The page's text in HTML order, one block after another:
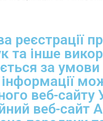
реєстрації
та інше
за
веб-
веб-сайт